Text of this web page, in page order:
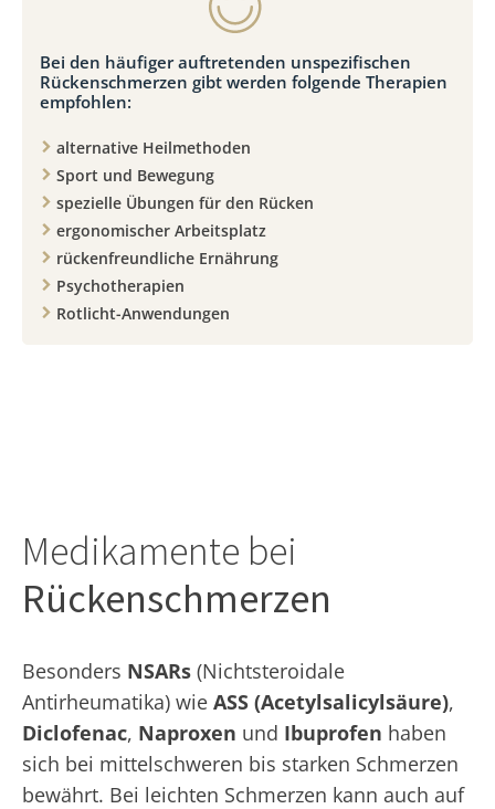
Bei den häufiger auftretenden unspezifischen
Rückenschmerzen gibt werden folgende Therapien
empfohlen:
alternative Heilmethoden
Sport und Bewegung
spezielle Übungen für den Rücken
ergonomischer Arbeitsplatz
rückenfreundliche Ernährung
Psychotherapien
Rotlicht-Anwendungen
Medikamente bei
Rückenschmerzen
Besonders NSARs (Nichtsteroidale
Antirheumatika) wie ASS (Acetylsalicylsäure),
Diclofenac, Naproxen und Ibuprofen haben
sich bei mittelschweren bis starken Schmerzen
bewährt. Bei leichten Schmerzen kann auch auf